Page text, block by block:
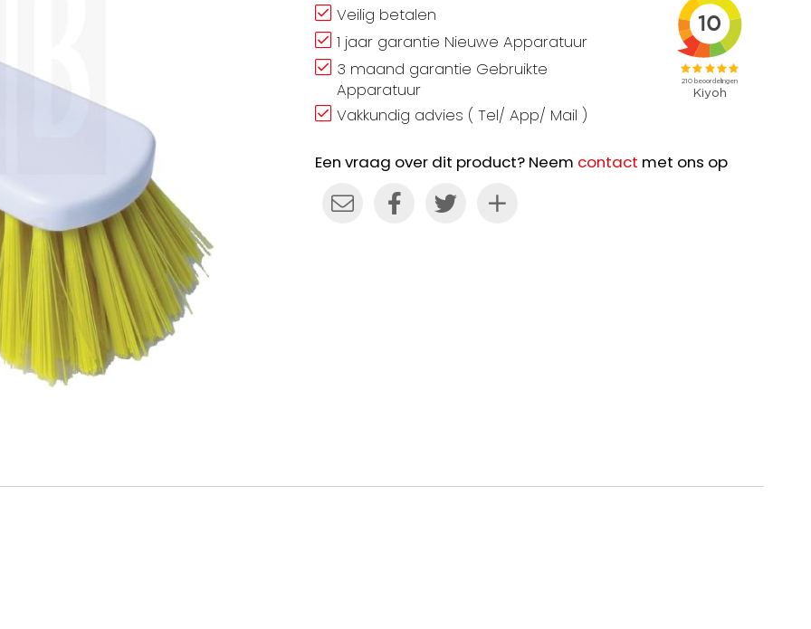
Veilig betalen
1 jaar garantie Nieuwe Apparatuur
3 maand garantie Gebruikte
Apparatuur
Vakkundig advies ( Tel/ App/ Mail )
Een vraag over dit product? Neem contact met ons op